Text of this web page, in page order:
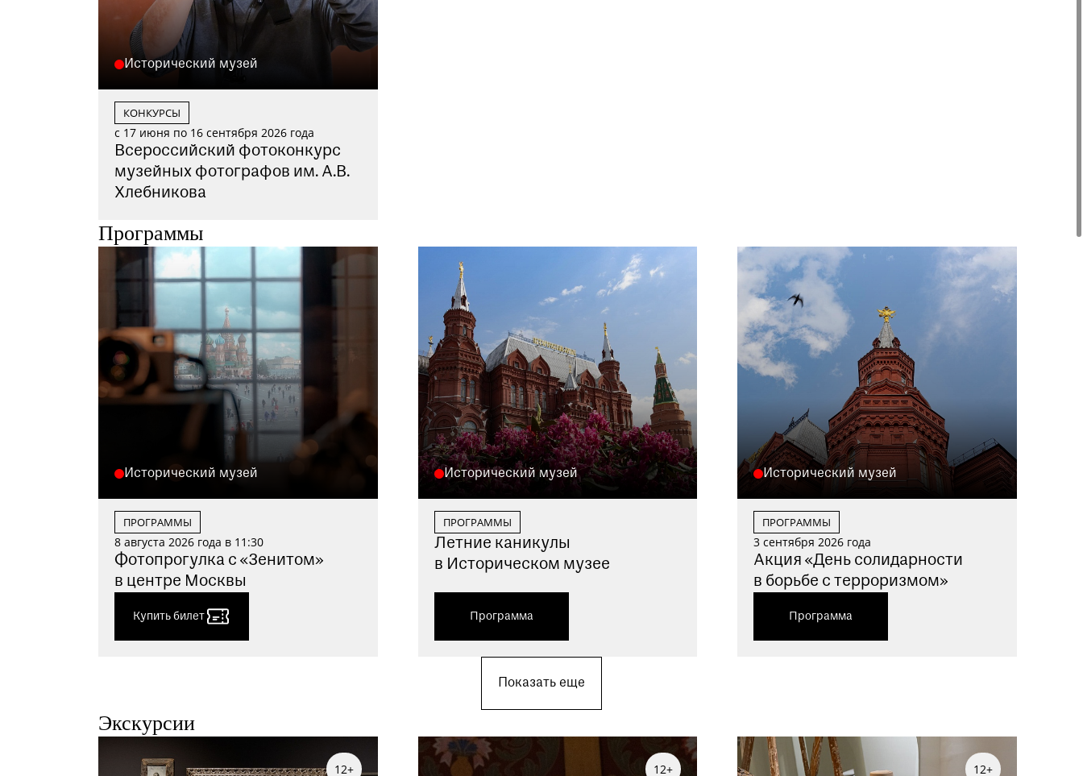
Исторический музей
КОНКУРСЫ
с 17 июня по 16 сентября 2026 года
Всероссийский фотоконкурс
музейных фотографов им. А.В.
Хлебникова
Программы
Исторический музей
ПРОГРАММЫ
8 августа 2026 года в 11:30
Фотопрогулка с «Зенитом»
в центре Москвы
Купить билет
Исторический музей
ПРОГРАММЫ
Летние каникулы
в Историческом музее
Программа
Исторический музей
ПРОГРАММЫ
3 сентября 2026 года
Акция «День солидарности
в борьбе с терроризмом»
Программа
Показать еще
Экскурсии
12+ 12+ 12+